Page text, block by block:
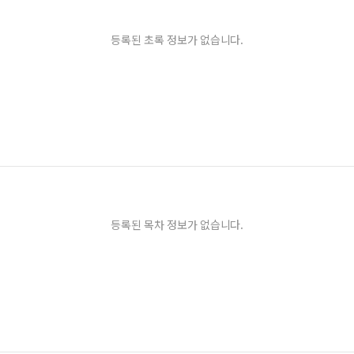
등록된 초록 정보가 없습니다.
등록된 목차 정보가 없습니다.